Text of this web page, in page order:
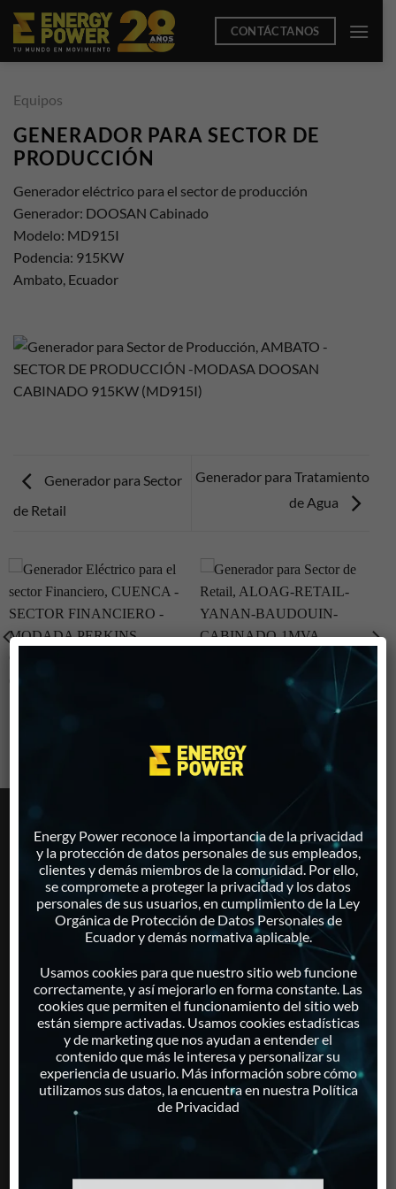
Saltar
contenido
CONTÁCTANOS
Equipos
GENERADOR PARA SECTOR DE
PRODUCCIÓN
Generador eléctrico para el sector de producción
Generador: DOOSAN Cabinado
Modelo: MD915I
Podencia: 915KW
Ambato, Ecuador
Generador para Sector
de Retail
Generador para Tratamiento
de Agua
GENERADOR PARA SECTOR
Generadores Eléctricos
Motores Estacionarios
Repuestos
Paneles Solares
Proyectos Solares Integrales
Monitoreo Remoto
Calentamiento Solar de Agua
Iluminación Solar
SERVICIOS
Servicio de Reparaciones
Energy Power reconoce la importancia de la privacidad
y la protección de datos personales de sus empleados,
clientes y demás miembros de la comunidad. Por ello,
se compromete a proteger la privacidad y los datos
personales de sus usuarios, en cumplimiento de la Ley
Orgánica de Protección de Datos Personales de
Ecuador y demás normativa aplicable.
Usamos cookies para que nuestro sitio web funcione
correctamente, y así mejorarlo en forma constante. Las
cookies que permiten el funcionamiento del sitio web
están siempre activadas. Usamos cookies estadísticas
y de marketing que nos ayudan a entender el
contenido que más le interesa y personalizar su
experiencia de usuario. Más información sobre cómo
utilizamos sus datos, la encuentra en nuestra Política
de Privacidad
×